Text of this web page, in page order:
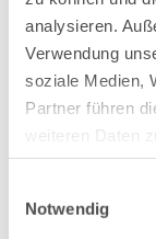
analysieren.
Verwendung
soziale Medien,
Partner führen
weiteren Daten
haben oder die
Notwendig
2024
2023
2022